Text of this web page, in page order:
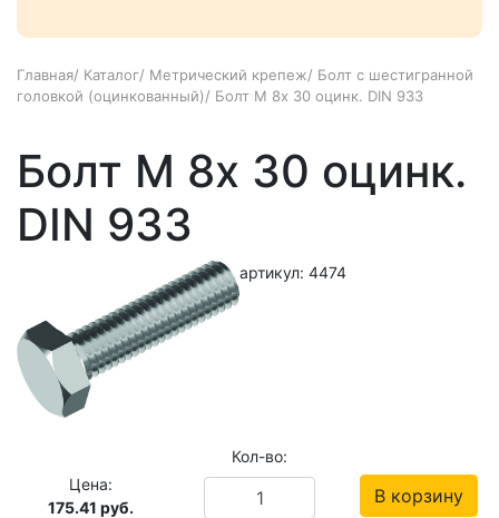
Главная/ Каталог/ Метрический крепеж/ Болт с шестигранной
головкой (оцинкованный)/ Болт М 8х 30 оцинк. DIN 933
Болт М 8х 30 оцинк.
DIN 933
артикул: 4474
Цена:
175.41 руб.
Кол-во:
В корзину